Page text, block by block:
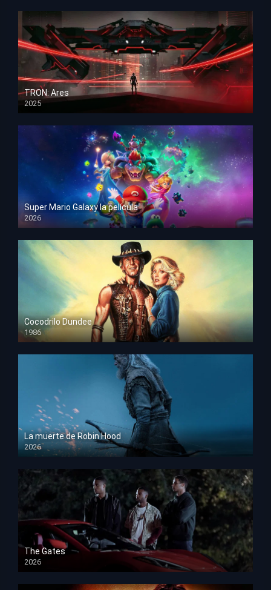
TRON: Ares
2025
HD 1080p
Super Mario Galaxy la película
2026
HD 1080p
Cocodrilo Dundee
1986
HD 1080p
La muerte de Robin Hood
2026
HD 1080p
The Gates
2026
HD 1080p